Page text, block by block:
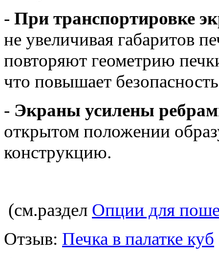
- При транспортировке
не увеличивая габаритов
повторяют геометрию
что повышает
- Экраны усилены
открытом положении
конструкцию.
(см.раздел Опции для
Отзыв: Печка в палатке куб